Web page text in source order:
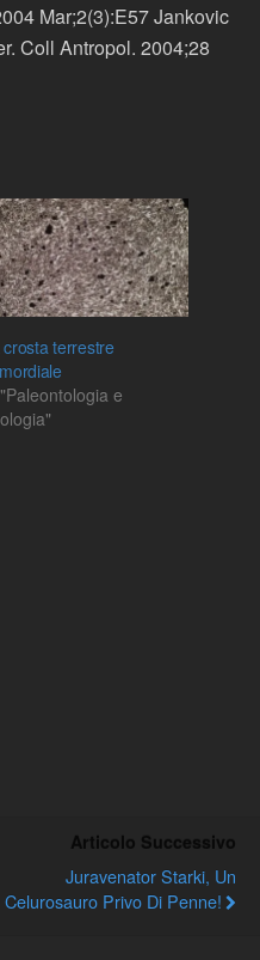
Mar;2(3):E57 Jankovic
Coll Antropol. 2004;28
crosta terrestre
e
Articolo Successivo
Juravenator Starki, Un
Celurosauro Privo Di Penne!